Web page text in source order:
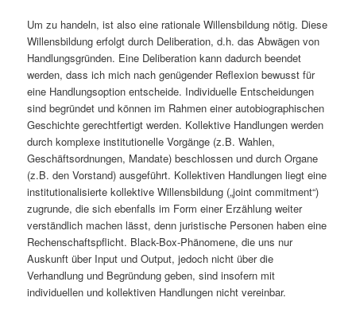
Um zu handeln, ist also eine rationale Willensbildung nötig. Diese
Willensbildung erfolgt durch Deliberation, d.h. das Abwägen von
Handlungsgründen. Eine Deliberation kann dadurch beendet
werden, dass ich mich nach genügender Reflexion bewusst für
eine Handlungsoption entscheide. Individuelle Entscheidungen
sind begründet und können im Rahmen einer autobiographischen
Geschichte gerechtfertigt werden. Kollektive Handlungen werden
durch komplexe institutionelle Vorgänge (z.B. Wahlen,
Geschäftsordnungen, Mandate) beschlossen und durch Organe
(z.B. den Vorstand) ausgeführt. Kollektiven Handlungen liegt eine
institutionalisierte kollektive Willensbildung („joint commitment“)
zugrunde, die sich ebenfalls im Form einer Erzählung weiter
verständlich machen lässt, denn juristische Personen haben eine
Rechenschaftspflicht. Black-Box-Phänomene, die uns nur
Auskunft über Input und Output, jedoch nicht über die
Verhandlung und Begründung geben, sind insofern mit
individuellen und kollektiven Handlungen nicht vereinbar.